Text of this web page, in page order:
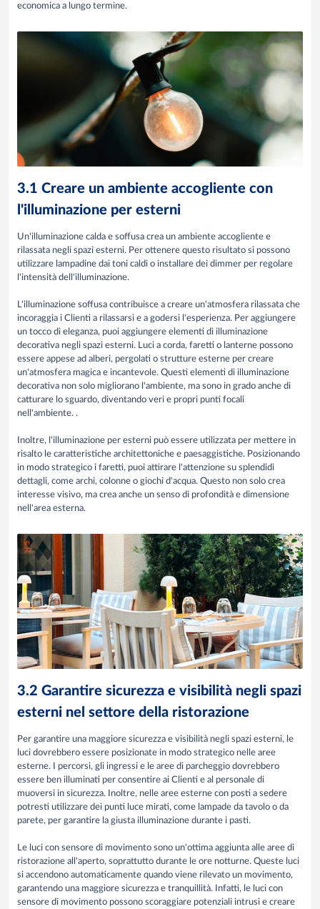
economica a lungo termine.
3.1 Creare un ambiente accogliente con
l'illuminazione per esterni
Un'illuminazione calda e soffusa crea un ambiente accogliente e
rilassata negli spazi esterni. Per ottenere questo risultato si possono
utilizzare lampadine dai toni caldi o installare dei dimmer per regolare
l'intensità dell'illuminazione.
L'illuminazione soffusa contribuisce a creare un'atmosfera rilassata che
incoraggia i Clienti a rilassarsi e a godersi l'esperienza. Per aggiungere
un tocco di eleganza, puoi aggiungere elementi di illuminazione
decorativa negli spazi esterni. Luci a corda, faretti o lanterne possono
essere appese ad alberi, pergolati o strutture esterne per creare
un'atmosfera magica e incantevole. Questi elementi di illuminazione
decorativa non solo migliorano l'ambiente, ma sono in grado anche di
catturare lo sguardo, diventando veri e propri punti focali
nell'ambiente. .
Inoltre, l'illuminazione per esterni può essere utilizzata per mettere in
risalto le caratteristiche architettoniche e paesaggistiche. Posizionando
in modo strategico i faretti, puoi attirare l'attenzione su splendidi
dettagli, come archi, colonne o giochi d'acqua. Questo non solo crea
interesse visivo, ma crea anche un senso di profondità e dimensione
nell'area esterna.
3.2 Garantire sicurezza e visibilità negli spazi
esterni nel settore della ristorazione
Per garantire una maggiore sicurezza e visibilità negli spazi esterni, le
luci dovrebbero essere posizionate in modo strategico nelle aree
esterne. I percorsi, gli ingressi e le aree di parcheggio dovrebbero
essere ben illuminati per consentire ai Clienti e al personale di
muoversi in sicurezza. Inoltre, nelle aree esterne con posti a sedere
potresti utilizzare dei punti luce mirati, come lampade da tavolo o da
parete, per garantire la giusta illuminazione durante i pasti.
Le luci con sensore di movimento sono un'ottima aggiunta alle aree di
ristorazione all'aperto, soprattutto durante le ore notturne. Queste luci
si accendono automaticamente quando viene rilevato un movimento,
garantendo una maggiore sicurezza e tranquillità. Infatti, le luci con
sensore di movimento possono scoraggiare potenziali intrusi e creare